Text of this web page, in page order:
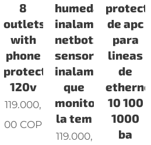
8
outlets
with
phone
protection
120v
119.000,
00 COP
humedad
inalambrico
netbotz
sensor
inalambrico
que
monitorea
la tem
119.000,
de apc
para
lineas
de
10 100
1000
ba